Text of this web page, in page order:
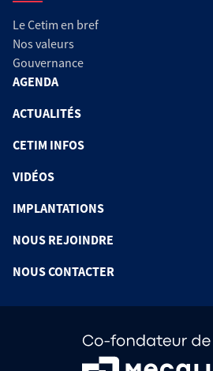
Le Cetim en bref
Nos valeurs
Gouvernance
AGENDA
ACTUALITÉS
CETIM INFOS
VIDÉOS
IMPLANTATIONS
NOUS REJOINDRE
NOUS CONTACTER